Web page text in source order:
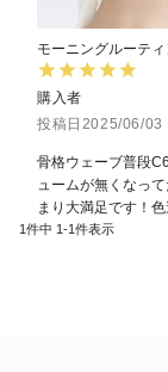
モーニングルーテ
購入者
投稿日 2025/06/03
骨格ウェーブ普段
ュームが無くなっ
まり大満足です！
1件中 1-1件表示